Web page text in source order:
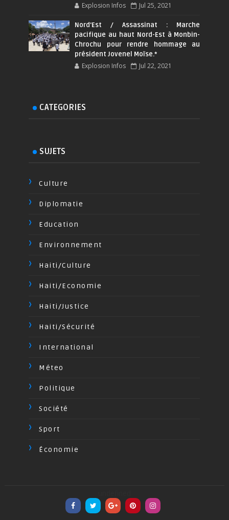
Explosion Infos Jul 25, 2021
Nord'Est / Assassinat : Marche
pacifique au haut Nord-Est à Monbin-
Chrochu pour rendre hommage au
président Jovenel Moïse.*
Explosion Infos Jul 22, 2021
CATEGORIES
SUJETS
Culture
Diplomatie
Education
Environnement
Haiti/Culture
Haiti/Economie
Haiti/Justice
Haiti/Sécurité
International
Méteo
Politique
Société
Sport
Économie